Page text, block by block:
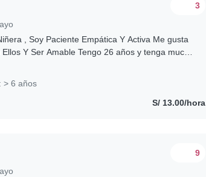
3
, Soy Paciente Empática Y Activa Me gusta
Y Ser Amable Tengo 26 años y tenga mucha
> 6 años
S/ 13.00/hora
9